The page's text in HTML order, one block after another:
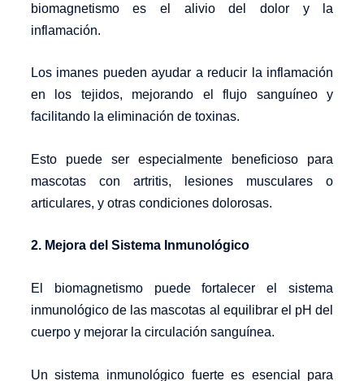
biomagnetismo es el alivio del dolor y la
inflamación.
Los imanes pueden ayudar a reducir la inflamación
en los tejidos, mejorando el flujo sanguíneo y
facilitando la eliminación de toxinas.
Esto puede ser especialmente beneficioso para
mascotas con artritis, lesiones musculares o
articulares, y otras condiciones dolorosas.
2. Mejora del Sistema Inmunológico
El biomagnetismo puede fortalecer el sistema
inmunológico de las mascotas al equilibrar el pH del
cuerpo y mejorar la circulación sanguínea.
Un sistema inmunológico fuerte es esencial para